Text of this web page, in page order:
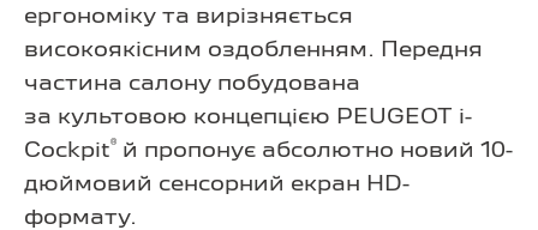
ергономіку та вирізняється
високоякісним оздобленням. Передня
частина салону побудована
за культовою концепцією PEUGEOT i-
Cockpit® й пропонує абсолютно новий 10-
дюймовий сенсорний екран HD-
формату.